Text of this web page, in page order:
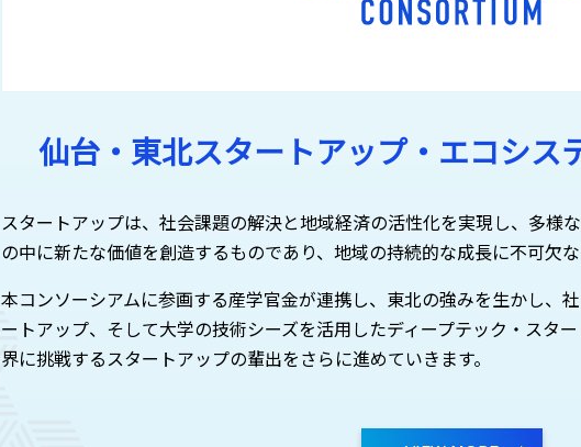
仙台・東北スタートアップ・エコシス
スタートアップは、社会課題の解決と地域経済の活性化を実現し、多様
の中に新たな価値を創造するものであり、地域の持続的な成長に不可欠な
本コンソーシアムに参画する産学官金が連携し、東北の強みを生かし、
ートアップ、そして大学の技術シーズを活用したディープテック・スタ
界に挑戦するスタートアップの輩出をさらに進めていきます。